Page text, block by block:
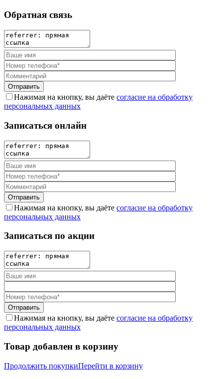
Обратная связь
Нажимая на кнопку, вы даёте согласие на обработку
персональных данных
Записаться онлайн
Нажимая на кнопку, вы даёте согласие на обработку
персональных данных
Записаться по акции
Нажимая на кнопку, вы даёте согласие на обработку
персональных данных
Товар добавлен в корзину
Продолжить покупкиПерейти в корзину